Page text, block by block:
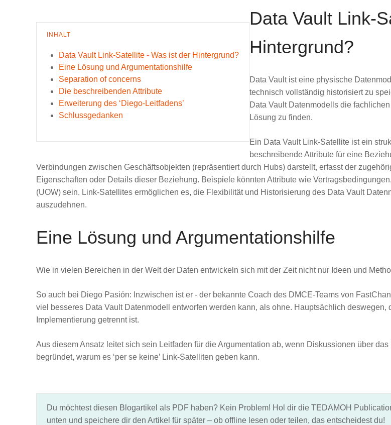
INHALT
Data Vault Link-Satellite - Was ist der Hintergrund?
Eine Lösung und Argumentationshilfe
Separation of concerns
Die beschreibenden Attribute
Erweiterung des ‘Diego-Leitfadens’
Schlussgedanken
Data Vault Link-
Hintergrund?
Data Vault ist eine physische
technisch vollständig historisiert zu
Data Vault Datenmodells die
Lösung zu finden.
Ein Data Vault Link-Satellite ist ein
beschreibende Attribute für eine
Verbindungen zwischen Geschäftsobjekten (repräsentiert durch Hubs) darstellt, erfasst der
Eigenschaften oder Details dieser Beziehung. Beispiele könnten Attribute wie
(UOW) sein. Link-Satellites ermöglichen es, die Flexibilität und Historisierung des Data Vault
auszudehnen.
Eine Lösung und Argumentationshilfe
Wie in vielen Bereichen in der Welt der Daten entwickeln sich mit der Zeit nicht nur Ideen und
So auch bei Diego Pasión: Inzwischen ist er - der bekannte Coach des DMCE-Teams von
viel besseres Data Vault Datenmodell entworfen werden kann, als ohne. Hauptsächlich
Implementierung getrennt ist.
Aus diesem Ansatz leitet sich sein Leitfaden für die Argumentation ab, wenn Diskussionen über
begründet, warum es ‘per se keine’ Link-Satelliten geben kann.
Du möchtest diesen Blogartikel als PDF haben? Kein Problem! Hol dir die TEDAMOH
unten und speichere dir den Artikel für später – ob offline lesen oder teilen, das entscheidest du!